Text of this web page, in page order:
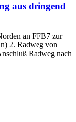
aus dringend
an FFB7 zur
2. Radweg von
Radweg nach